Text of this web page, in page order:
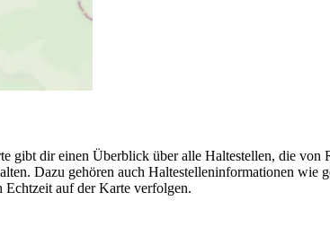
gibt dir einen Überblick über alle Haltestellen, die
Dazu gehören auch Haltestelleninformationen
Echtzeit auf der Karte verfolgen.